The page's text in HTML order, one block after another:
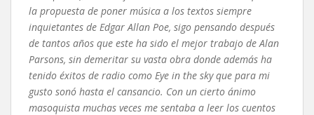
la propuesta de poner música a los textos siempre
inquietantes de Edgar Allan Poe, sigo pensando después
de tantos años que este ha sido el mejor trabajo de Alan
Parsons, sin demeritar su vasta obra donde además ha
tenido éxitos de radio como Eye in the sky que para mi
gusto sonó hasta el cansancio. Con un cierto ánimo
masoquista muchas veces me sentaba a leer los cuentos